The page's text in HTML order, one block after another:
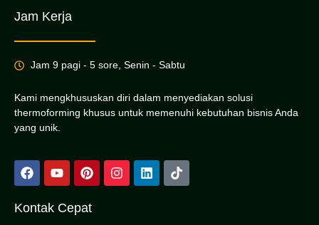
Jam Kerja
Jam 9 pagi - 5 sore, Senin - Sabtu
Kami mengkhususkan diri dalam menyediakan solusi
thermoforming khusus untuk memenuhi kebutuhan bisnis Anda
yang unik.
Kontak Cepat